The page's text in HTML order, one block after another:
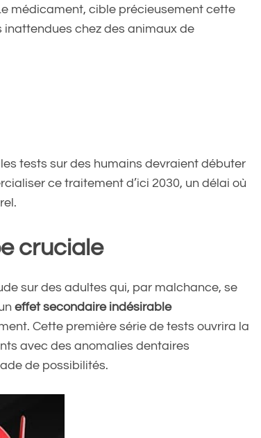
médicament, cible précieusement cette
chez des animaux de
tests sur des humains devraient débuter
ce traitement d’ici 2030, un délai où
cruciale
sur des adultes qui, par malchance, se
effet secondaire indésirable
Cette première série de tests ouvrira la
avec des anomalies dentaires
de possibilités.